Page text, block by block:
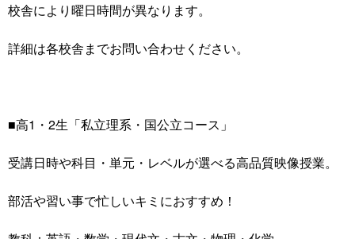
校舎により曜日時間が異なります。
詳細は各校舎までお問い合わせください。
■高1・2生「私立理系・国公立コース」
受講日時や科目・単元・レベルが選べる高品質映像授業。
部活や習い事で忙しいキミにおすすめ！